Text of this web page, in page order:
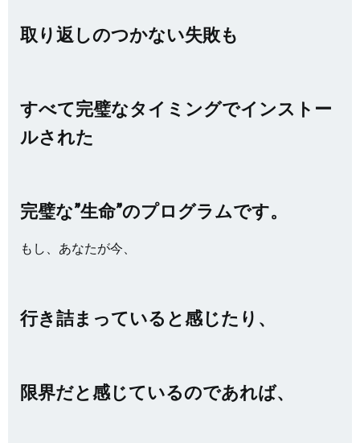
取り返しのつかない失敗も
すべて完璧なタイミングでインストー
ルされた
完璧な”生命”のプログラムです。
もし、あなたが今、
行き詰まっていると感じたり、
限界だと感じているのであれば、